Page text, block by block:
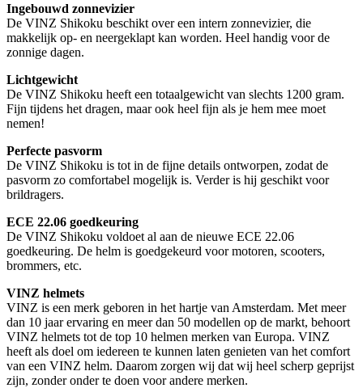
Ingebouwd zonnevizier
De VINZ Shikoku beschikt over een intern zonnevizier, die
makkelijk op- en neergeklapt kan worden. Heel handig voor de
zonnige dagen.
Lichtgewicht
De VINZ Shikoku heeft een totaalgewicht van slechts 1200 gram.
Fijn tijdens het dragen, maar ook heel fijn als je hem mee moet
nemen!
Perfecte pasvorm
De VINZ Shikoku is tot in de fijne details ontworpen, zodat de
pasvorm zo comfortabel mogelijk is. Verder is hij geschikt voor
brildragers.
ECE 22.06 goedkeuring
De VINZ Shikoku voldoet al aan de nieuwe ECE 22.06
goedkeuring. De helm is goedgekeurd voor motoren, scooters,
brommers, etc.
VINZ helmets
VINZ is een merk geboren in het hartje van Amsterdam. Met meer
dan 10 jaar ervaring en meer dan 50 modellen op de markt, behoort
VINZ helmets tot de top 10 helmen merken van Europa. VINZ
heeft als doel om iedereen te kunnen laten genieten van het comfort
van een VINZ helm. Daarom zorgen wij dat wij heel scherp geprijst
zijn, zonder onder te doen voor andere merken.